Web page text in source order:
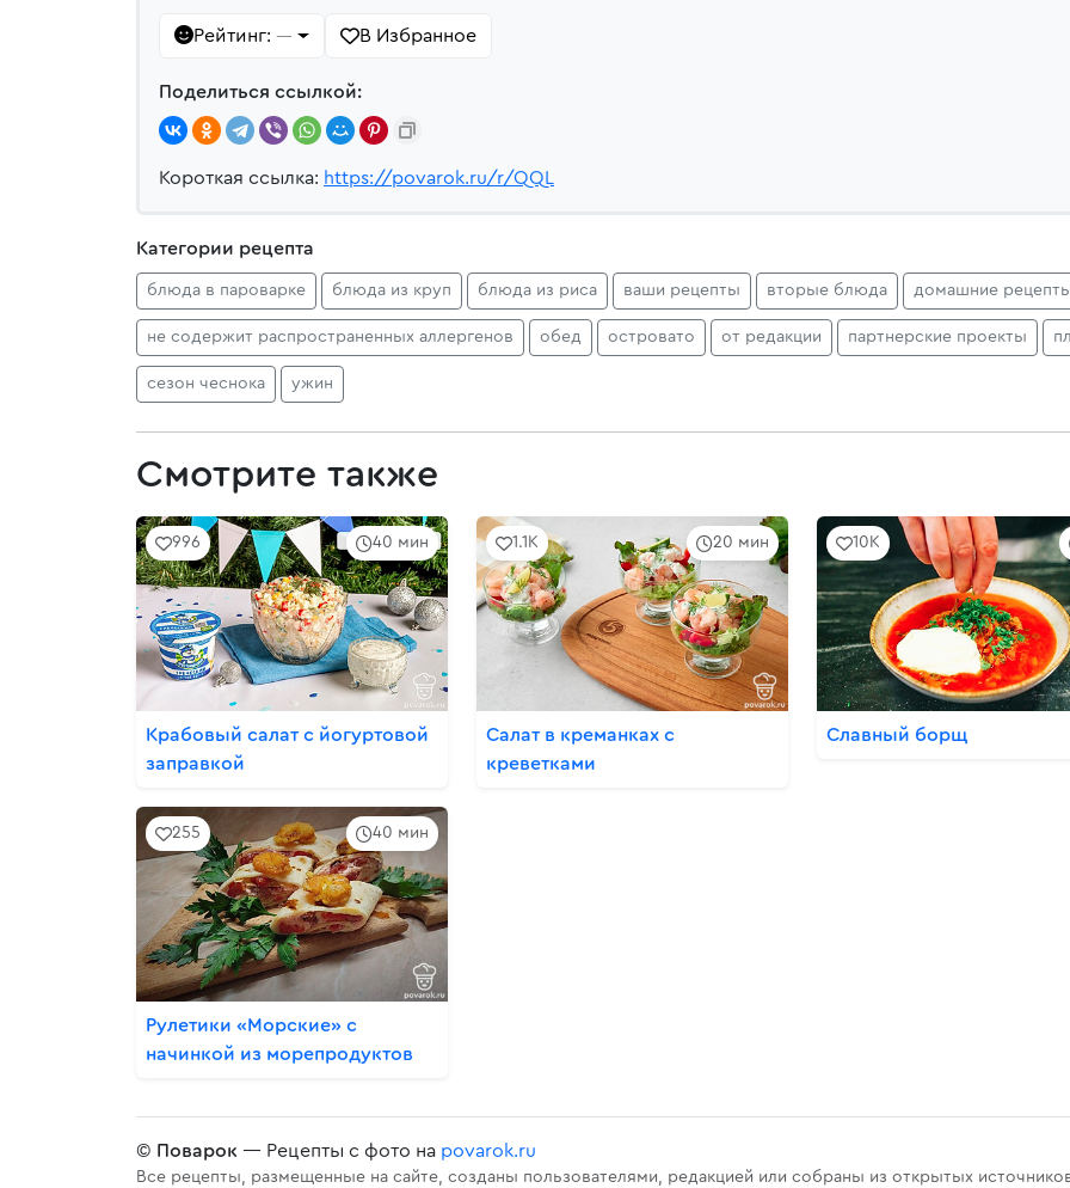
Рейтинг: — В Избранное
Поделиться ссылкой:
Короткая ссылка: https://povarok.ru/r/QQL
Категории рецепта
блюда в пароварке блюда из круп блюда из риса ваши рецепты вторые блюда домашние
не содержит распространенных аллергенов обед островато от редакции партнерские проекты
сезон чеснока ужин
Смотрите также
40 мин
996
Крабовый салат с йогуртовой
заправкой
20 мин
1.1K
Салат в креманках с
креветками
10K
Славный борщ
40 мин
255
Рулетики «Морские» с
начинкой из морепродуктов
© Поварок — Рецепты с фото на povarok.ru
Все рецепты, размещенные на сайте, созданы пользователями, редакцией или собраны из открытых